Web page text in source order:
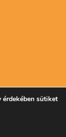
sütiket